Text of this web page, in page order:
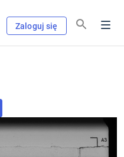
Zaloguj się